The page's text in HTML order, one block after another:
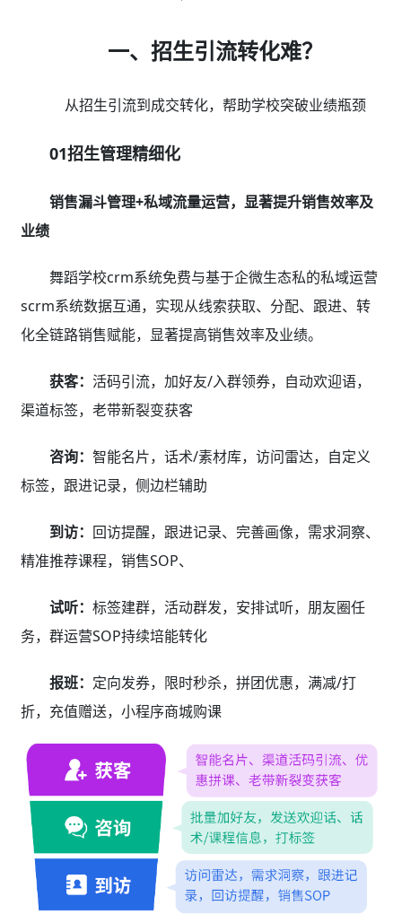
一、招生引流转化难？
从招生引流到成交转化，帮助学校突破业绩瓶颈
01招生管理精细化
销售漏斗管理+私域流量运营，显著提升销售效率及
业绩
舞蹈学校crm系统免费与基于企微生态私的私域运营
scrm系统数据互通，实现从线索获取、分配、跟进、转
化全链路销售赋能，显著提高销售效率及业绩。
获客： 活码引流，加好友/入群领券，自动欢迎语，
渠道标签，老带新裂变获客
咨询： 智能名片，话术/素材库，访问雷达，自定义
标签，跟进记录，侧边栏辅助
到访： 回访提醒，跟进记录、完善画像，需求洞察、
精准推荐课程，销售SOP、
试听： 标签建群，活动群发，安排试听，朋友圈任
务，群运营SOP持续培能转化
报班： 定向发券，限时秒杀，拼团优惠，满减/打
折，充值赠送，小程序商城购课